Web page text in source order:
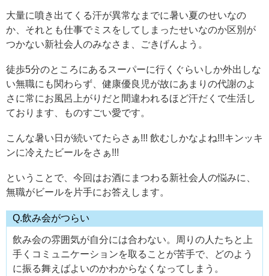
大量に噴き出てくる汗が異常なまでに暑い夏のせいなの
か、それとも仕事でミスをしてしまったせいなのか区別が
つかない新社会人のみなさま、ごきげんよう。
徒歩5分のところにあるスーパーに行くぐらいしか外出しな
い無職にも関わらず、健康優良児が故にあまりの代謝のよ
さに常にお風呂上がりだと間違われるほど汗だくで生活し
ております、ものすごい愛です。
こんな暑い日が続いてたらさぁ!!! 飲むしかなよね!!!キンッキ
ンに冷えたビールをさぁ!!!
ということで、今回はお酒にまつわる新社会人の悩みに、
無職がビールを片手にお答えします。
Q.飲み会がつらい
飲み会の雰囲気が自分には合わない。周りの人たちと上
手くコミュニケーションを取ることが苦手で、どのよう
に振る舞えばよいのかわからなくなってしまう。